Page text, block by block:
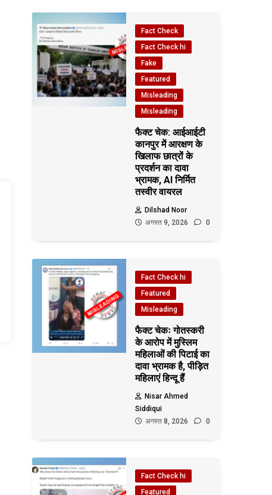
Fact Check
Fact Check hi
Fake
Featured
Misleading
Misleading
फैक्ट चेक: आईआईटी
कानपुर में आरक्षण के
खिलाफ छात्रों के
प्रदर्शन का दावा
भ्रामक, AI निर्मित
तस्वीर वायरल
Dilshad Noor
अगस्त 9, 2026
0
Fact Check hi
Featured
Misleading
फैक्ट चेकः गोतस्करी
के आरोप में मुस्लिम
महिलाओं की पिटाई का
दावा भ्रामक है, पीड़ित
महिलाएं हिन्दू हैं
Nisar Ahmed
Siddiqui
अगस्त 8, 2026
0
Fact Check hi
Featured